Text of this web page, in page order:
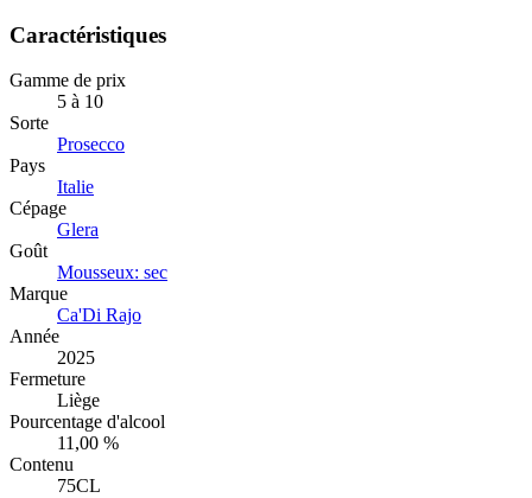
Caractéristiques
Gamme de prix
5 à 10
Sorte
Prosecco
Pays
Italie
Cépage
Glera
Goût
Mousseux: sec
Marque
Ca'Di Rajo
Année
2025
Fermeture
Liège
Pourcentage d'alcool
11,00 %
Contenu
75CL